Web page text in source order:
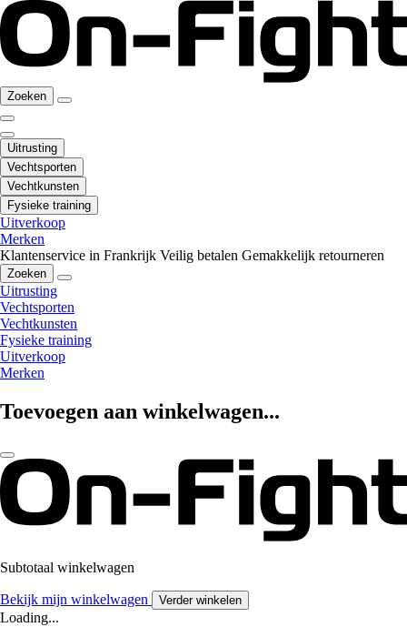
Zoeken
Uitrusting
Vechtsporten
Vechtkunsten
Fysieke training
Uitverkoop
Merken
Klantenservice in Frankrijk Veilig betalen Gemakkelijk retourneren
Zoeken
Uitrusting
Vechtsporten
Vechtkunsten
Fysieke training
Uitverkoop
Merken
Toevoegen aan winkelwagen...
Subtotaal winkelwagen
Bekijk mijn winkelwagen Verder winkelen
Loading...